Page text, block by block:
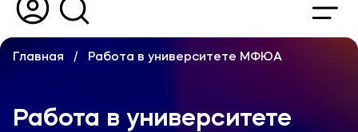
Выпускникам
Карьера
Институт дополнительного образования
Уровни образования
Главная Работа в университете МФЮА
Работа в универ­ситете